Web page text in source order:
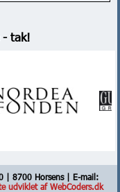
- tak!
| 8700 Horsens | E-mail:
udviklet af WebCoders.dk